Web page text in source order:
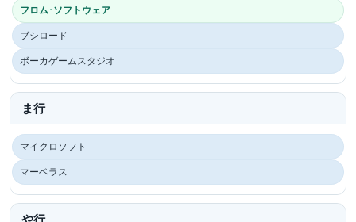
フロム･ソフトウェア
ブシロード
ボーカゲームスタジオ
ま行
マイクロソフト
マーベラス
や行